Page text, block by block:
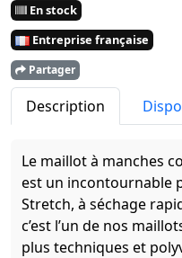
En stock
Entreprise française
Partager
Description
Le maillot à manches
est un incontournable
Stretch, à séchage
c’est l’un de nos
plus techniques et